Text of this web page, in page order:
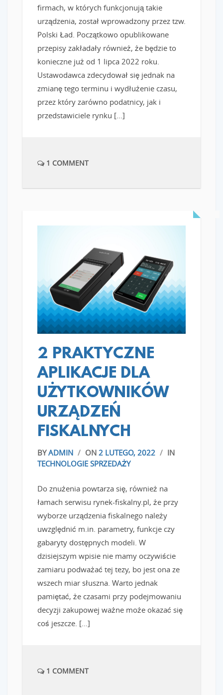
firmach, w których funkcjonują takie
urządzenia, został wprowadzony przez tzw.
Polski Ład. Początkowo opublikowane
przepisy zakładały również, że będzie to
konieczne już od 1 lipca 2022 roku.
Ustawodawca zdecydował się jednak na
zmianę tego terminu i wydłużenie czasu,
przez który zarówno podatnicy, jak i
przedstawiciele rynku […]
1 COMMENT
READ MORE
2 PRAKTYCZNE
APLIKACJE DLA
UŻYTKOWNIKÓW
URZĄDZEŃ
FISKALNYCH
BYADMIN / ON 2 LUTEGO, 2022 / IN
TECHNOLOGIE SPRZEDAŻY
Do znużenia powtarza się, również na
łamach serwisu rynek-fiskalny.pl, że przy
wyborze urządzenia fiskalnego należy
uwzględnić m.in. parametry, funkcje czy
gabaryty dostępnych modeli. W
dzisiejszym wpisie nie mamy oczywiście
zamiaru podważać tej tezy, bo jest ona ze
wszech miar słuszna. Warto jednak
pamiętać, że czasami przy podejmowaniu
decyzji zakupowej ważne może okazać się
coś jeszcze. […]
1 COMMENT